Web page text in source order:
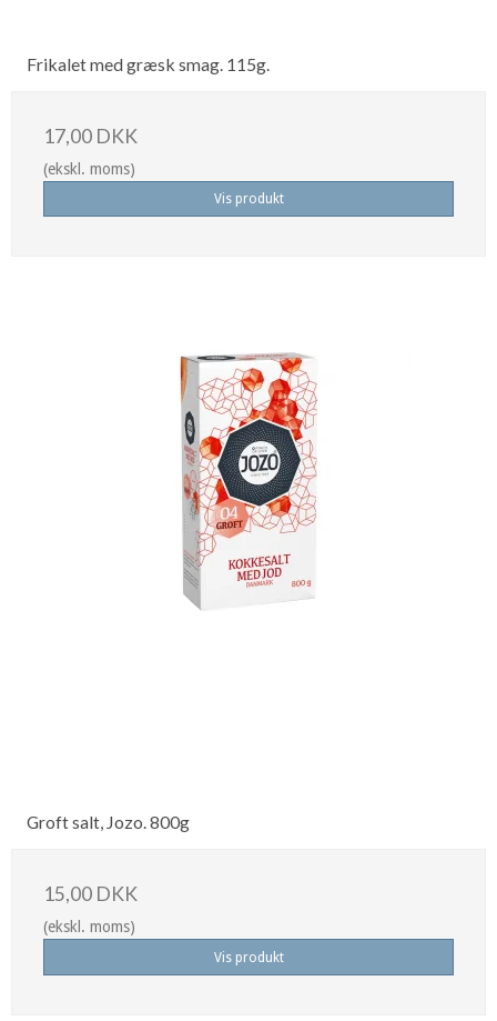
Frikalet med græsk smag. 115g.
17,00 DKK
(ekskl. moms)
Vis produkt
Groft salt, Jozo. 800g
15,00 DKK
(ekskl. moms)
Vis produkt